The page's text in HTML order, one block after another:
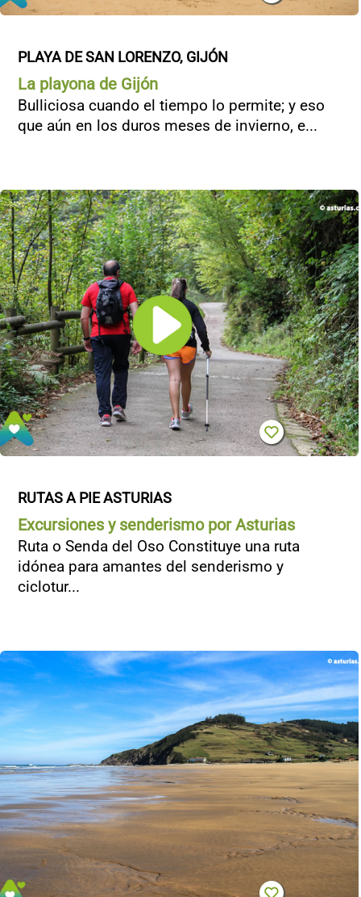
PLAYA DE SAN LORENZO, GIJÓN
La playona de Gijón
Bulliciosa cuando el tiempo lo permite; y eso
que aún en los duros meses de invierno, e...
RUTAS A PIE ASTURIAS
Excursiones y senderismo por Asturias
Ruta o Senda del Oso Constituye una ruta
idónea para amantes del senderismo y
ciclotur...